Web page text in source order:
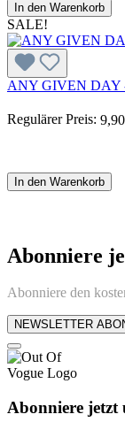
In den Warenkorb
SALE!
ANY GIVEN DAY
Regulärer Preis:
In den Warenkorb
Abonniere
Abonniere den
NEWSLETTER
Abonniere jetzt